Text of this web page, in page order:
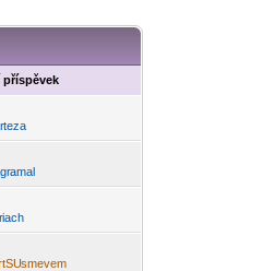
příspěvek
teza
amal
iach
smevem